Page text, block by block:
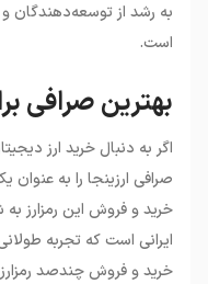
به رشد از توسعه‌دهندگان
است.
بهترین صرافی
صرافی ارزینجا را به
خرید و فروش این رمزارز
ایرانی است که تجربه